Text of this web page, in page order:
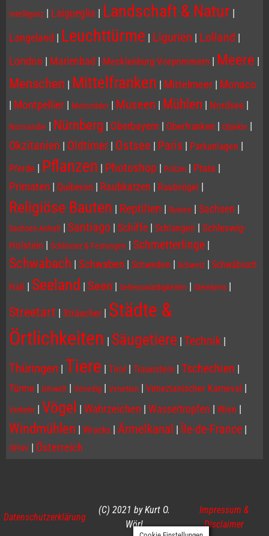
Intelliganz | Laigueglia | Landschaft & Natur |
Langeland | Leuchttürme | Ligurien | Lolland |
London | Marienbad | Mecklenburg-Vorpommern | Meere |
Menschen | Mittelfranken | Mittelmeer | Monaco
| Montpellier | Motorräder | Museen | Mühlen | Nordsee |
Normandie | Nürnberg | Oberbayern | Oberfranken | Objekte |
Okzitanien | Oldtimer | Ostsee | Paris | Parkanlagen |
Pferde | Pflanzen | Photoshop | Polizei | Praia |
Primaten | Quiberon | Raubkatzen | Raubvögel |
Religiöse Bauten | Reptilien | Ruinen | Sachsen |
Sachsen-Anhalt | Santiago | Schiffe | Schlangen | Schleswig-
Holstein | Schlösser & Festungen | Schmetterlinge |
Schwabach | Schwaben | Schweden | Schweiz | Schwäbisch
Hall | Seeland | Seen | Sehenswürdigkeiten | Steinkreis |
Streetart | Sträucher | Städte &
Örtlichkeiten | Säugetiere | Technik |
Thüringen | Tiere | Tirol | Traunstein | Tschechien |
Türme | Umwelt | Venedig | Venetien | Venezianischer Karneval |
Verkehr | Vögel | Wahrzeichen | Wassertropfen | Wien |
Windmühlen | Wracks | Ärmelkanal | Île-de-France |
ÖPNV | Österreich
Datenschutzerklärung
(C) 2021 by Kurt O.
Wörl
Impressum &
Disclaimer